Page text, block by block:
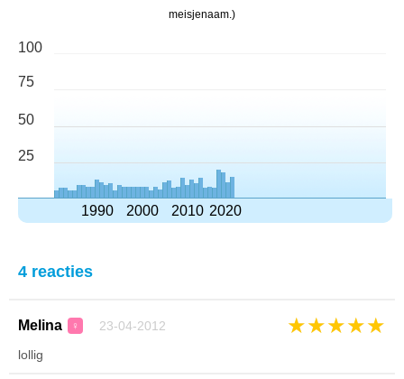
meisjenaam.)
100
75
50
25
1990 2000 2010 2020
4 reacties
Melina ♀ 23-04-2012 ★★★★★
lollig